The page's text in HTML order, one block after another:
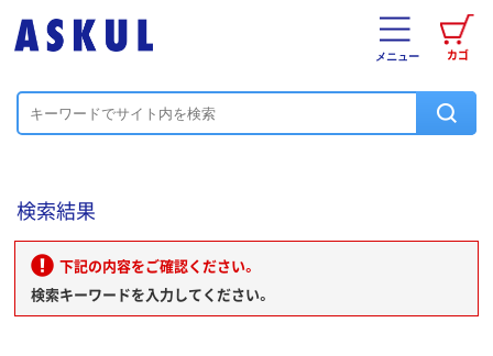
カゴ
メニュー
検索結果
下記の内容をご確認ください。
検索キーワードを入力してください。